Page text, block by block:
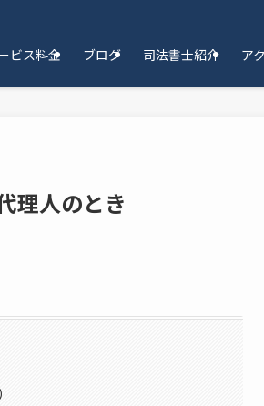
ビス料金 ブログ 司法書士紹介 ア
理人のとき